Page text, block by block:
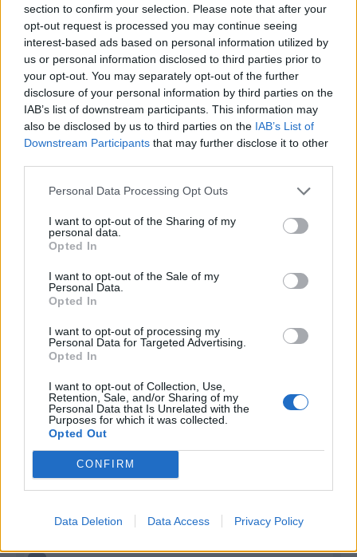
section to confirm your selection. Please note that after your
opt-out request is processed you may continue seeing
interest-based ads based on personal information utilized by
us or personal information disclosed to third parties prior to
your opt-out. You may separately opt-out of the further
disclosure of your personal information by third parties on the
IAB’s list of downstream participants. This information may
also be disclosed by us to third parties on the IAB’s List of
Downstream Participants that may further disclose it to other
Personal Data Processing Opt Outs
I want to opt-out of the Sharing of my
personal data.
Opted In
I want to opt-out of the Sale of my
Personal Data.
Opted In
I want to opt-out of processing my
Personal Data for Targeted Advertising.
Opted In
I want to opt-out of Collection, Use,
Retention, Sale, and/or Sharing of my
Personal Data that Is Unrelated with the
Purposes for which it was collected.
Opted Out
CONFIRM
Data Deletion Data Access Privacy Policy
6 - 15
Squalificato 0 - 0%
Infortunato 0 - 0
Inutilizzato 22 - 57 %
Scarica riepilogo
stagionale
Giornata Entrato Bonus/Malus
CRO 1-3 GEN
GEN 1-0 FIO
SAS 2-0 GEN
0-0 NAP
6 GEN 1-1 PES
BOL 0-1 GEN